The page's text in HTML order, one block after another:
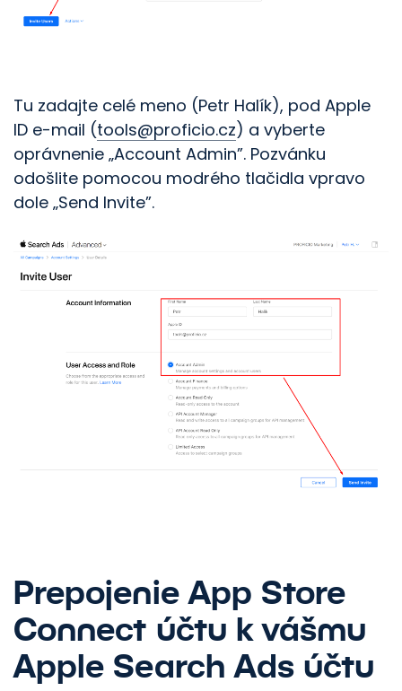
Tu zadajte celé meno (Petr Halík), pod Apple
ID e-mail (tools@proficio.cz) a vyberte
oprávnenie „Account Admin”. Pozvánku
odošlite pomocou modrého tlačidla vpravo
dole „Send Invite”.
Prepojenie App Store
Connect účtu k vášmu
Apple Search Ads účtu